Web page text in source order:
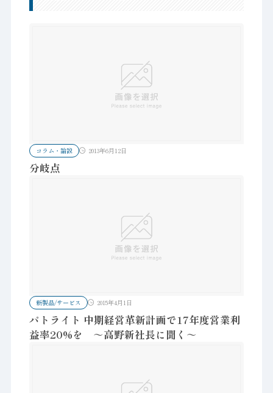
コラム・論説 2013年6月12日
分岐点
新製品/サービス 2015年4月1日
パトライト 中期経営革新計画で17年度営業利
益率20%を ～高野新社長に聞く～